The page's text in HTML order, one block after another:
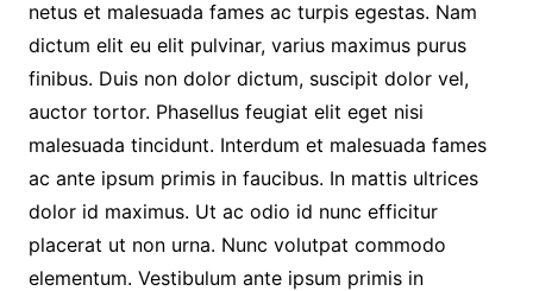
netus et malesuada fames ac turpis egestas. Nam
dictum elit eu elit pulvinar, varius maximus purus
finibus. Duis non dolor dictum, suscipit dolor vel,
auctor tortor. Phasellus feugiat elit eget nisi
malesuada tincidunt. Interdum et malesuada fames
ac ante ipsum primis in faucibus. In mattis ultrices
dolor id maximus. Ut ac odio id nunc efficitur
placerat ut non urna. Nunc volutpat commodo
elementum. Vestibulum ante ipsum primis in